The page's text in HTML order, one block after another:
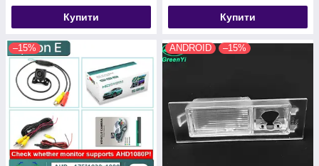
Купити Купити
–15% ANDROID –15%